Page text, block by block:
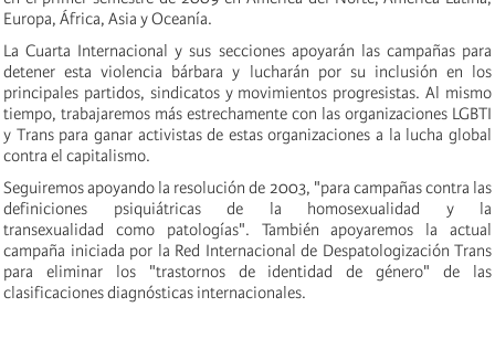
Europa, África, Asia y Oceanía.
La Cuarta Internacional y sus secciones apoyarán las campañas para
detener esta violencia bárbara y lucharán por su inclusión en los
principales partidos, sindicatos y movimientos progresistas. Al mismo
tiempo, trabajaremos más estrechamente con las organizaciones LGBTI
y Trans para ganar activistas de estas organizaciones a la lucha global
contra el capitalismo.
Seguiremos apoyando la resolución de 2003, "para campañas contra las
definiciones psiquiátricas de la homosexualidad y la
transexualidad como patologías". También apoyaremos la actual
campaña iniciada por la Red Internacional de Despatologización Trans
para eliminar los "trastornos de identidad de género" de las
clasificaciones diagnósticas internacionales.